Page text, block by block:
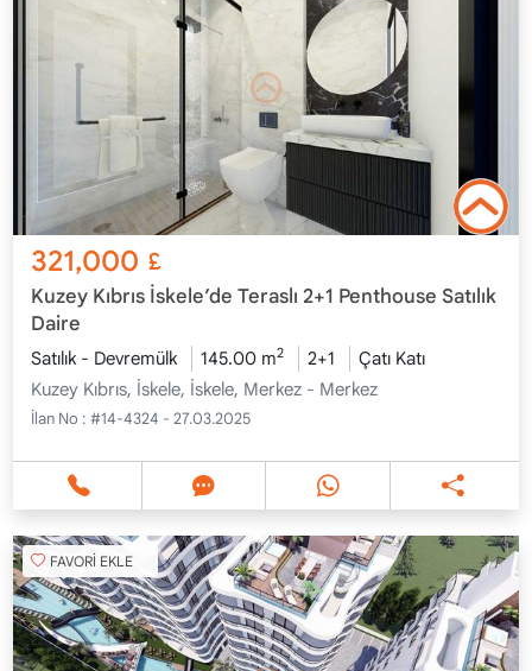
321,000 £
Kuzey Kıbrıs İskele’de Teraslı 2+1 Penthouse Satılık
Daire
Satılık - Devremülk 145.00 m2 2+1
Çatı Katı
Kuzey Kıbrıs, İskele, İskele, Merkez - Merkez
İlan No : #14-4324 - 27.03.2025
FAVORİ EKLE